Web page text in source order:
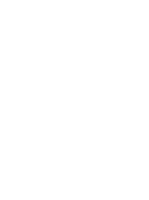
essere ubicato in
il